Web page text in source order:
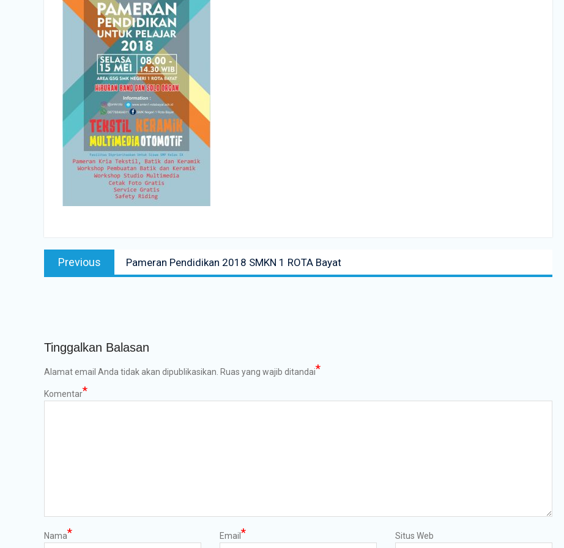
Navigasi
posPrevious
post:
Pameran Pendidikan 2018 SMKN 1 ROTA Bayat
Tinggalkan Balasan
Alamat email Anda tidak akan dipublikasikan. Ruas yang wajib ditandai*
Komentar*
Nama* Email * Situs Web